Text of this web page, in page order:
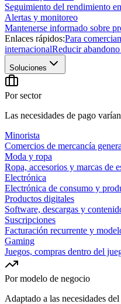
Seguimiento del rendimiento
Alertas y monitoreo
Mantenerse informado sobre
Enlaces rápidos:Para
internacionalReducir
Soluciones
Por sector
Las necesidades de pago
Minorista
Comercios de mercancía
Moda y ropa
Ropa, accesorios y marcas de
Electrónica
Electrónica de consumo y
Productos digitales
Software, descargas y
Suscripciones
Facturación recurrente y
Gaming
Juegos, compras dentro del
Por modelo de negocio
Adaptado a las necesidades